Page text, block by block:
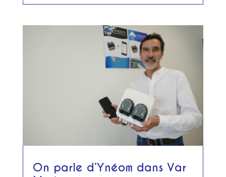
On parle d’Ynéom dans Var